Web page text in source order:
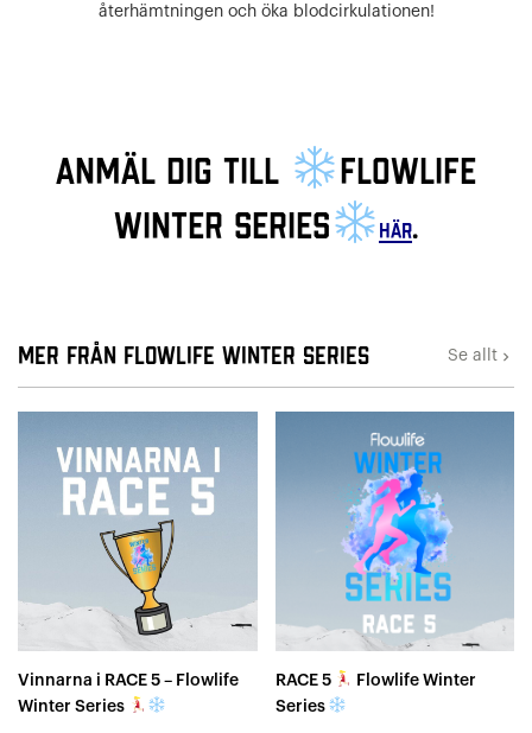
återhämtningen och öka blodcirkulationen!
Anmäl dig till
Flowlife
Winter Series
här.
Mer från Flowlife Winter Series Se allt keyboard_arrow_right
Vinnarna i RACE 5 – Flowlife
Winter Series
RACE 5
Flowlife Winter
Series